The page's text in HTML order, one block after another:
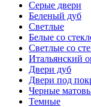
Серые двери
Беленый дуб
Светлые
Белые со
Светлые со
Итальянский
Двери дуб
Двери под
Черные
Темные